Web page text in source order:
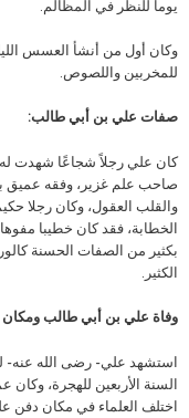
يوماً للنظر في المظالم.
وكان أول من أنشأ العسس
للمخربين واللصوص.
صفات علي بن أبي طالب:
كان علي رجلاً شجاعًا شهدت له
صاحب علم غزير، وفقه عميق
والقلب العقول، وكان رجلا
الخطابة، فقد كان خطيبا
بكثير من الصفات الحسنة
الكثير.
وفاة علي بن أبي طالب ومكان
استشهد علي- رضى الله
السنة الأربعين للهجرة،
اختلف العلماء في مكان دفن